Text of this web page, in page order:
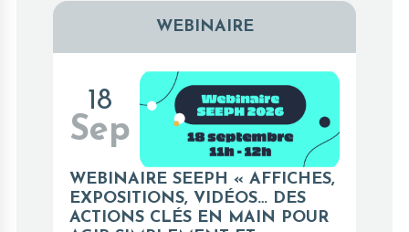
WEBINAIRE
18
Sep
WEBINAIRE SEEPH « AFFICHES,
EXPOSITIONS, VIDÉOS… DES
ACTIONS CLÉS EN MAIN POUR